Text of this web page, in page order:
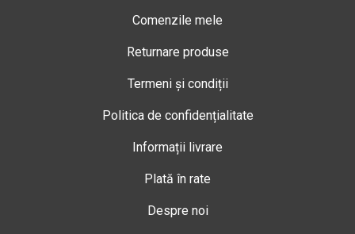
Comenzile mele
Returnare produse
Termeni și condiții
Politica de confidențialitate
Informații livrare
Plată în rate
Despre noi